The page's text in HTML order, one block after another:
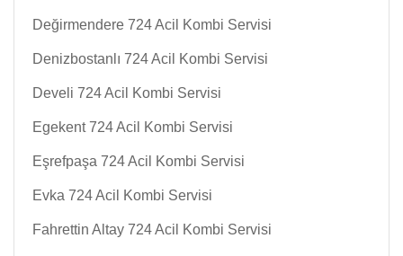
Değirmendere 724 Acil Kombi Servisi
Denizbostanlı 724 Acil Kombi Servisi
Develi 724 Acil Kombi Servisi
Egekent 724 Acil Kombi Servisi
Eşrefpaşa 724 Acil Kombi Servisi
Evka 724 Acil Kombi Servisi
Fahrettin Altay 724 Acil Kombi Servisi